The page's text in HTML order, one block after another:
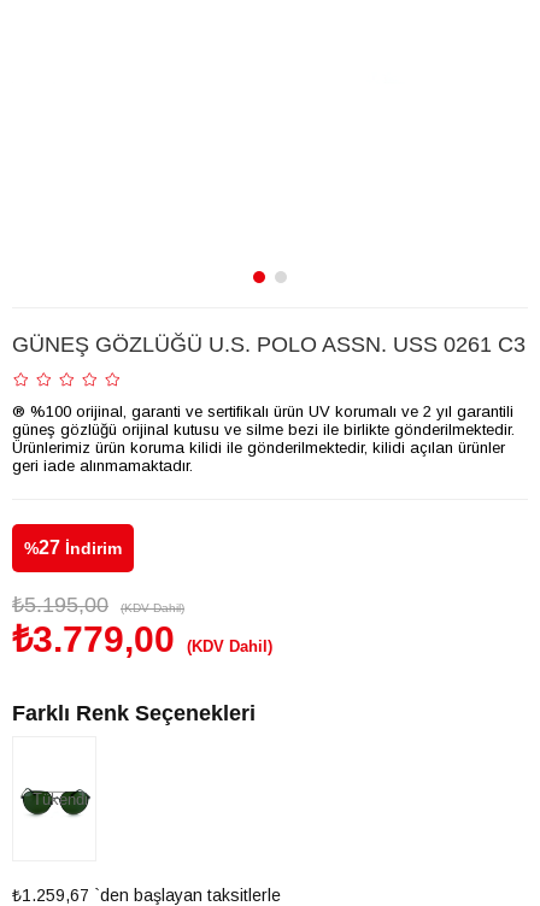
GÜNEŞ GÖZLÜĞÜ U.S. POLO ASSN. USS 0261 C3
® %100 orijinal, garanti ve sertifikalı ürün UV korumalı ve 2 yıl garantili
güneş gözlüğü orijinal kutusu ve silme bezi ile birlikte gönderilmektedir.
Ürünlerimiz ürün koruma kilidi ile gönderilmektedir, kilidi açılan ürünler
geri iade alınmamaktadır.
%27 İndirim
₺5.195,00 (KDV Dahil)
₺3.779,00 (KDV Dahil)
Farklı Renk Seçenekleri
Tükendi
₺1.259,67 `den başlayan taksitlerle